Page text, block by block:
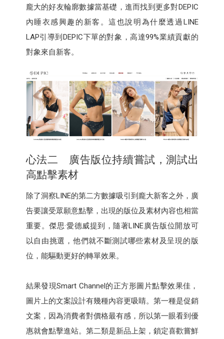
龐大的好友輪廓數據當基礎，進而找到更多對DEPIC
內睡衣感興趣的新客。這也說明為什麼透過LINE
LAP引導到DEPIC下單的對象，高達99%業績貢獻的
對象來自新客。
心法二 廣告版位持續嘗試，測試出
高點擊素材
除了洞察LINE的第二方數據吸引到龐大新客之外，廣
告要讓受眾願意點擊，出現的版位及素材內容也相當
重要。傑思·愛德威提到，隨著LINE廣告版位開放可
以自由挑選，他們就不斷測試哪些素材及呈現的版
位，能驅動更好的轉單效果。
結果發現Smart Channel的正方形圖片點擊效果佳，
圖片上的文案設計有幾種內容更吸睛。第一種是促銷
文案，因為消費者對價格最有感，所以第一眼看到優
惠就會點擊進站。第二類是新品上架，鎖定喜歡嘗鮮